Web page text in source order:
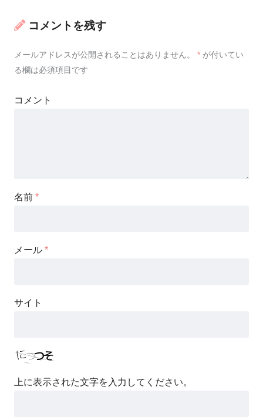
コメントを残す
メールアドレスが公開されることはありません。 * が付いてい
る欄は必須項目です
コメント
名前 *
メール *
サイト
上に表示された文字を入力してください。